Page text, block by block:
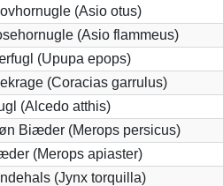
(Asio otus)
(Asio flammeus)
(Upupa epops)
(Coracias garrulus)
(Alcedo atthis)
Biæder (Merops persicus)
(Merops apiaster)
(Jynx torquilla)